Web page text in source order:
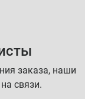
заказа, наши
связи.